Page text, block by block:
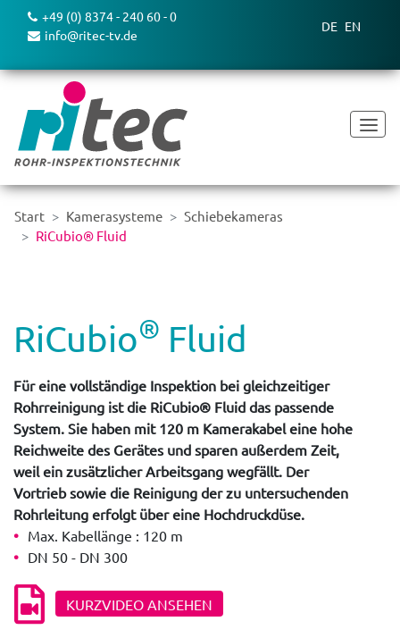
+49 (0) 8374 - 240 60 - 0
info@ritec-tv.de
DE EN
Start Kamerasysteme
Schiebekameras
RiCubio® Fluid
RiCubio® Fluid
Für eine vollständige Inspektion bei gleichzeitiger
Rohrreinigung ist die RiCubio® Fluid das passende
System. Sie haben mit 120 m Kamerakabel eine hohe
Reichweite des Gerätes und sparen außerdem Zeit,
weil ein zusätzlicher Arbeitsgang wegfällt. Der
Vortrieb sowie die Reinigung der zu untersuchenden
Rohrleitung erfolgt über eine Hochdruckdüse.
Max. Kabellänge : 120 m
DN 50 - DN 300
KURZVIDEO ANSEHEN